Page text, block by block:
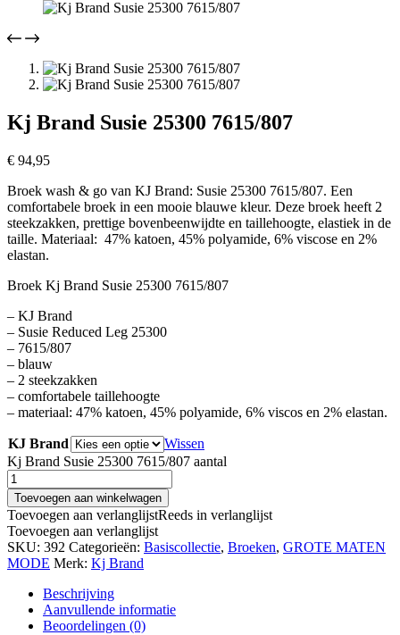
Kj Brand Susie 25300 7615/807
€ 94,95
Broek wash & go van KJ Brand: Susie 25300 7615/807. Een
comfortabele broek in een mooie blauwe kleur. Deze broek heeft 2
steekzakken, prettige bovenbeenwijdte en taillehoogte, elastiek in de
taille. Materiaal: 47% katoen, 45% polyamide, 6% viscose en 2%
elastan.
Broek Kj Brand Susie 25300 7615/807
– KJ Brand
– Susie Reduced Leg 25300
– 7615/807
– blauw
– 2 steekzakken
– comfortabele taillehoogte
– materiaal: 47% katoen, 45% polyamide, 6% viscos en 2% elastan.
KJ Brand
Wissen
Kj Brand Susie 25300 7615/807 aantal
Toevoegen aan winkelwagen
Toevoegen aan verlanglijstReeds in verlanglijst
Toevoegen aan verlanglijst
SKU: 392 Categorieën: Basiscollectie, Broeken, GROTE MATEN
MODE Merk: Kj Brand
Beschrijving
Aanvullende informatie
Beoordelingen (0)